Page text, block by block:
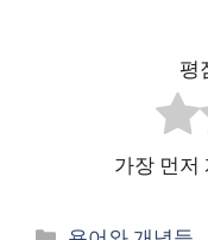
평
가장 먼저
카